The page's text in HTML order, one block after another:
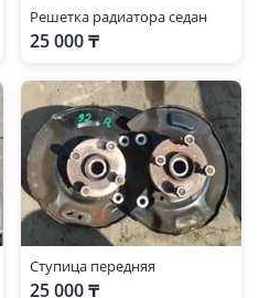
Решетка радиатора седан
25 000 ₸
Ступица передняя
25 000 ₸